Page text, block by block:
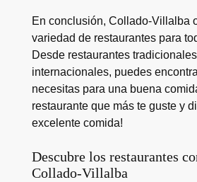
En conclusión, Collado-Villalba
variedad de restaurantes para
Desde restaurantes
internacionales, puedes
necesitas para una buena
restaurante que más te guste y
excelente comida!
Descubre los restaurantes
Collado-Villalba